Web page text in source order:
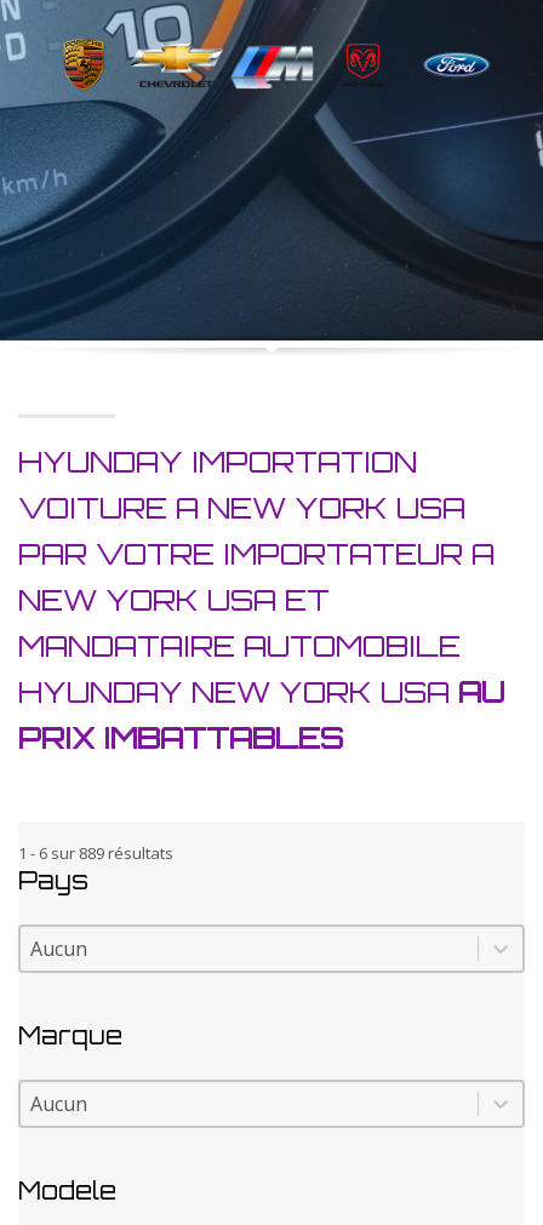
HYUNDAY IMPORTATION
VOITURE A NEW YORK USA
PAR VOTRE IMPORTATEUR A
NEW YORK USA ET
MANDATAIRE AUTOMOBILE
HYUNDAY NEW YORK USA AU
PRIX IMBATTABLES
1 - 6 sur 889 résultats
Pays
Pays
Pays
Marque
Marque
Marque
Modele